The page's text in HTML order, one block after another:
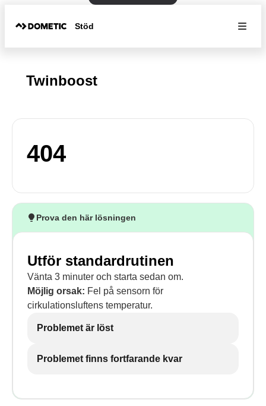
Stöd
Twinboost
404
Prova den här lösningen
Utför standardrutinen
Vänta 3 minuter och starta sedan om.
Möjlig orsak: Fel på sensorn för
cirkulationsluftens temperatur.
Problemet är löst
Problemet finns fortfarande kvar